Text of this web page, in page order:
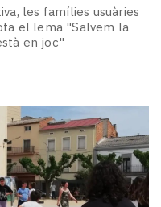
les famílies usuàries
el lema "Salvem la
en joc"